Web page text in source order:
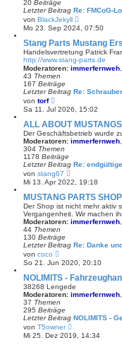
r
B
i
r
a
g
20 Beiträge
Letzter Beitrag Re: FMCoG-
von BlackJekyll
e
u
e
s
t
e
r
i
r
g
Mo 23. Sep 2024, 07:50
Stang Parts Mustang
Handelsvertretung Patrick
http://www.stang-parts.de
Moderatoren: immerfernweh
43 Themen
167 Beiträge
Letzter Beitrag Re:
von torf
e
u
e
s
t
e
r
B
e
i
t
a
g
Sa 11. Jul 2026, 15:02
ALL ABOUT
Der Geschäftsbetrieb wurde
Moderatoren: immerfernweh
304 Themen
1178 Beiträge
Letzter Beitrag Re:
von stang67
e
u
e
s
t
e
r
e
i
r
g
Mi 13. Apr 2022, 19:18
MUSTANG PARTS
Der Shop ist nicht mehr aktiv
Vergangenheit. Wir machen
Moderatoren: immerfernweh
44 Themen
130 Beiträge
Letzter Beitrag Re: Danke
von coco
e
u
e
s
t
e
r
B
e
i
t
So 21. Jun 2020, 20:10
NOLIMITS -
38268 Lengede
Moderatoren: immerfernweh
37 Themen
295 Beiträge
Letzter Beitrag NOLIMITS -
von T5owner
e
u
Mi 25. Dez 2019, 14:34